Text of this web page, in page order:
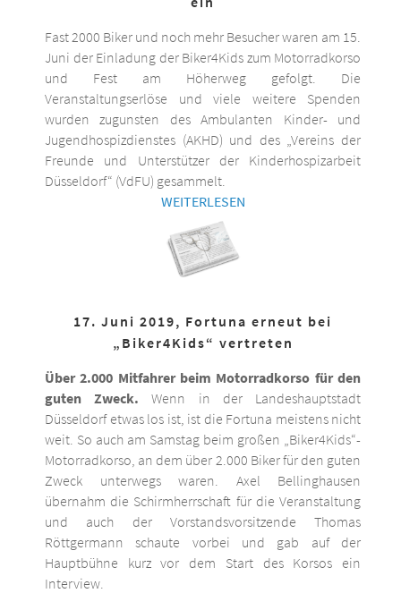
Fast 2000 Biker und noch mehr Besucher waren am 15.
Juni der Einladung der Biker4Kids zum Motorradkorso
und Fest am Höherweg gefolgt. Die
Veranstaltungserlöse und viele weitere Spenden
wurden zugunsten des Ambulanten Kinder- und
Jugendhospizdienstes (AKHD) und des „Vereins der
Freunde und Unterstützer der Kinderhospizarbeit
Düsseldorf“ (VdFU) gesammelt.
WEITERLESEN
17. Juni 2019, Fortuna erneut bei
„Biker4Kids“ vertreten
Über 2.000 Mitfahrer beim Motorradkorso für den
guten Zweck. Wenn in der Landeshauptstadt
Düsseldorf etwas los ist, ist die Fortuna meistens nicht
weit. So auch am Samstag beim großen „Biker4Kids“-
Motorradkorso, an dem über 2.000 Biker für den guten
Zweck unterwegs waren. Axel Bellinghausen
übernahm die Schirmherrschaft für die Veranstaltung
und auch der Vorstandsvorsitzende Thomas
Röttgermann schaute vorbei und gab auf der
Hauptbühne kurz vor dem Start des Korsos ein
Interview.